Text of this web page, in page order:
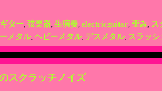
ター, 弦楽器, 生演奏, electricguitar, 歪み, ス
メタル, ヘビーメタル, デスメタル, スラッシ
スクラッチノイズ